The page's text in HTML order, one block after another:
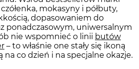
mokasyny i półbuty,
dopasowaniem do
ponadczasowym, uniwersalnym
nie wspomnieć o linii butów
– to właśnie one stały się ikoną
co dzień i na specjalne okazje.